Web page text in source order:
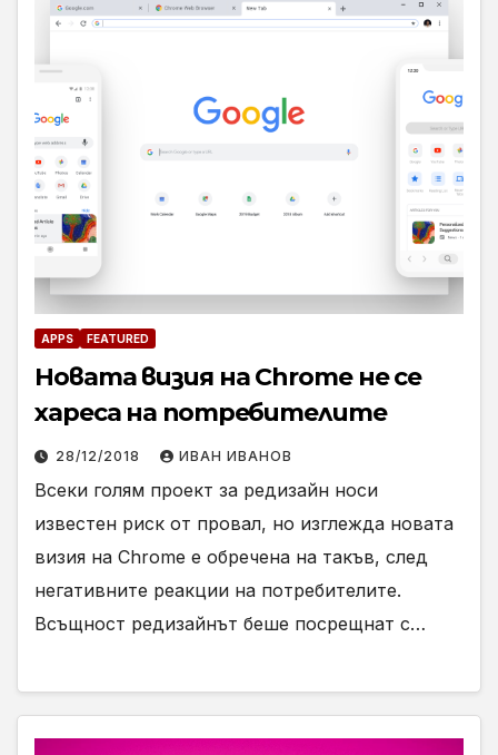
APPS FEATURED
Новата визия на Chrome не се
хареса на потребителите
28/12/2018 ИВАН ИВАНОВ
Всеки голям проект за редизайн носи
известен риск от провал, но изглежда новата
визия на Chrome e обречена на такъв, след
негативните реакции на потребителите.
Всъщност редизайнът беше посрещнат с…